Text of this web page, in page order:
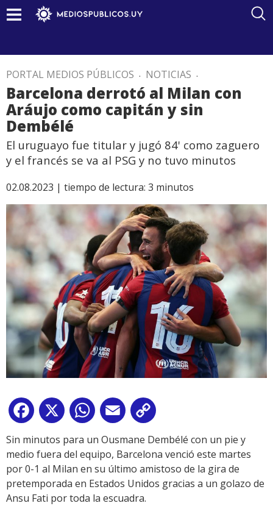
PORTAL MEDIOS PÚBLICOS . NOTICIAS .
Barcelona derrotó al Milan con
Aráujo como capitán y sin
Dembélé
El uruguayo fue titular y jugó 84' como zaguero
y el francés se va al PSG y no tuvo minutos
02.08.2023 | tiempo de lectura: 3 minutos
Facebook
X WhatsApp
Email
Link
Sin minutos para un Ousmane Dembélé con un pie y
medio fuera del equipo, Barcelona venció este martes
por 0-1 al Milan en su último amistoso de la gira de
pretemporada en Estados Unidos gracias a un golazo de
Ansu Fati por toda la escuadra.